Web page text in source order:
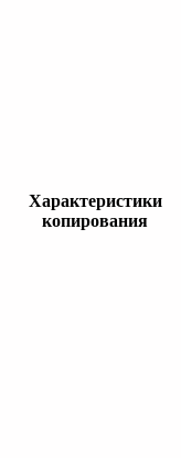
Характеристики
копирования